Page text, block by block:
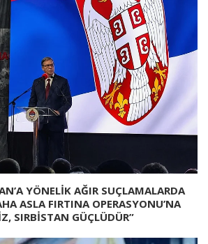
YÖNELİK AĞIR SUÇLAMALARDA
ASLA FIRTINA OPERASYONU’NA
SIRBİSTAN GÜÇLÜDÜR”